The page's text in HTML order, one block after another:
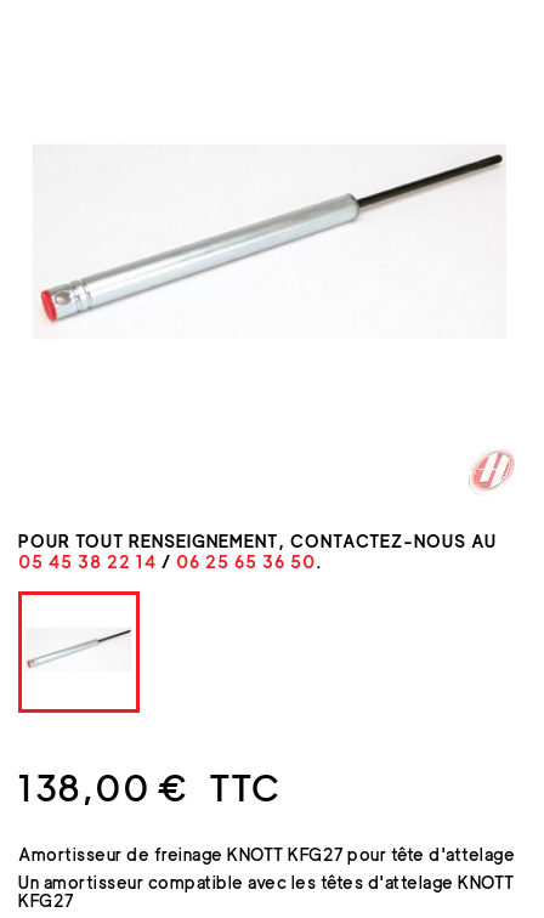
POUR TOUT RENSEIGNEMENT, CONTACTEZ-NOUS AU
05 45 38 22 14 / 06 25 65 36 50.
138,00 € TTC
Amortisseur de freinage KNOTT KFG27 pour tête d'attelage
Un amortisseur compatible avec les têtes d'attelage KNOTT
KFG27